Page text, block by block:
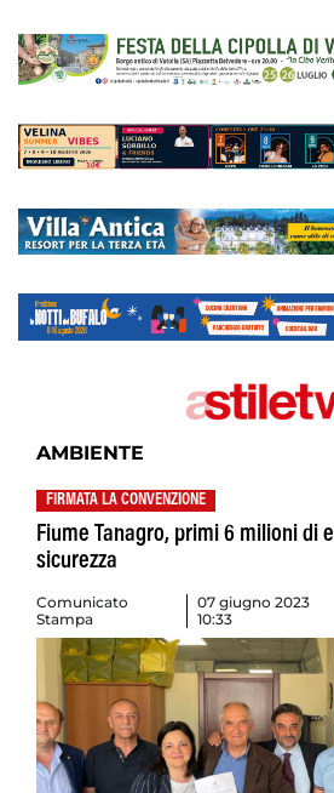
AMBIENTE
FIRMATA LA CONVENZIONE
Fiume Tanagro, primi 6 milioni di
sicurezza
Comunicato
Stampa
07 giugno 2023
10:33